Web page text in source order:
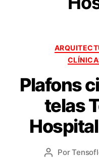
Plafons
telas
Por